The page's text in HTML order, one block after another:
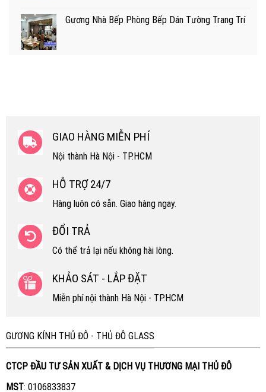
Gương Nhà Bếp Phòng Bếp Dán Tường Trang Trí
GIAO HÀNG MIỄN PHÍ
Nội thành Hà Nội - TP.HCM
HỖ TRỢ 24/7
Hàng luôn có sẵn. Giao hàng ngay.
ĐỔI TRẢ
Có thể trả lại nếu không hài lòng.
KHẢO SÁT - LẮP ĐẶT
Miễn phí nội thành Hà Nội - TP.HCM
GƯƠNG KÍNH THỦ ĐÔ - THỦ ĐÔ GLASS
CTCP ĐẦU TƯ SẢN XUẤT & DỊCH VỤ THƯƠNG MẠI THỦ ĐÔ
MST: 0106833837